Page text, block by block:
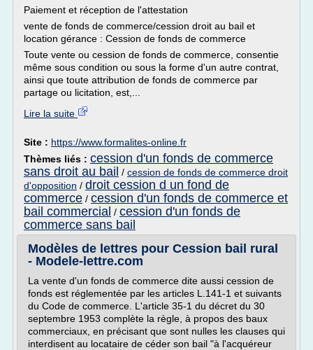
Paiement et réception de l'attestation
vente de fonds de commerce/cession droit au bail et
location gérance : Cession de fonds de commerce
Toute vente ou cession de fonds de commerce, consentie
même sous condition ou sous la forme d'un autre contrat,
ainsi que toute attribution de fonds de commerce par
partage ou licitation, est,...
Lire la suite
Site : https://www.formalites-online.fr
Thèmes liés : cession d'un fonds de commerce
sans droit au bail / cession de fonds de commerce droit
d'opposition / droit cession d un fond de
commerce / cession d'un fonds de commerce et
bail commercial / cession d'un fonds de
commerce sans bail
Modèles de lettres pour Cession bail rural
- Modele-lettre.com
La vente d'un fonds de commerce dite aussi cession de
fonds est réglementée par les articles L.141-1 et suivants
du Code de commerce. L'article 35-1 du décret du 30
septembre 1953 complète la règle, à propos des baux
commerciaux, en précisant que sont nulles les clauses qui
interdisent au locataire de céder son bail "à l'acquéreur